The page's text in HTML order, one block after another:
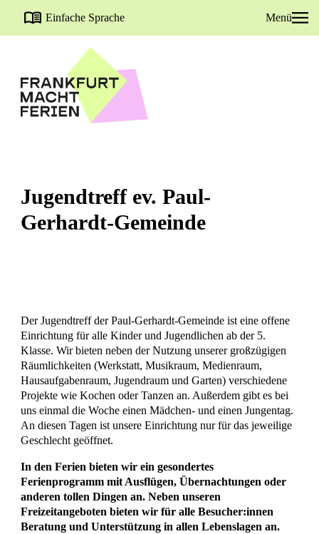
Einfache Sprache Menü
Jugendtreff ev. Paul-
Gerhardt-Gemeinde
Der Jugendtreff der Paul-Gerhardt-Gemeinde ist eine offene
Einrichtung für alle Kinder und Jugendlichen ab der 5.
Klasse. Wir bieten neben der Nutzung unserer großzügigen
Räumlichkeiten (Werkstatt, Musikraum, Medienraum,
Hausaufgabenraum, Jugendraum und Garten) verschiedene
Projekte wie Kochen oder Tanzen an. Außerdem gibt es bei
uns einmal die Woche einen Mädchen- und einen Jungentag.
An diesen Tagen ist unsere Einrichtung nur für das jeweilige
Geschlecht geöffnet.
In den Ferien bieten wir ein gesondertes
Ferienprogramm mit Ausflügen, Übernachtungen oder
anderen tollen Dingen an. Neben unseren
Freizeitangeboten bieten wir für alle Besucher:innen
Beratung und Unterstützung in allen Lebenslagen an.